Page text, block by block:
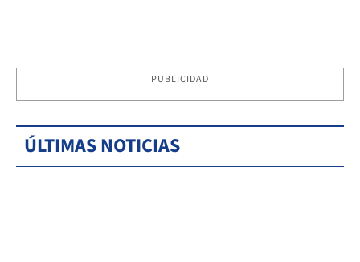
PUBLICIDAD
ÚLTIMAS NOTICIAS